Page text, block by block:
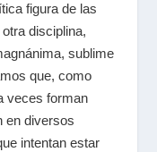
figura de las
disciplina,
sublime
que, como
veces forman
en diversos
intentan estar